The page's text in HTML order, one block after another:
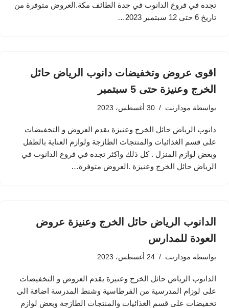
تجده في فروع الدانوب في جدة الطائف مكة.العروض متوفرة من
تاريخ 6 حتى 12 سبتمبر 2023…
اقوى عروض وتخفيضات دانوب الرياض حائل
الخرج وعنيزة حتى 5 سبتمبر
بواسطة مودارنت 30 أغسطس، 2023
دانوب الرياض حائل الخرج وعنيزة يقدم العروض و التخفيضات
على قسم الغذائيات والمنتجات الطازجة ولوازم العناية بالطفل
وبعض لوازم المنزل . كل ذلك واكثر تجده في فروع الدانوب في
الرياض حائل الخرج وعنيزة .العروض متوفرة…
الدانوب الرياض حائل الخرج وعنيزة عروض
العودة للمدارس
بواسطة مودارنت 24 أغسطس، 2023
الدانوب الرياض حائل الخرج وعنيزة يقدم العروض و التخفيضات
على لوزام المدرسية من القرطاسية وشنط المدرسة اضافة الى
تخفيضات على قسم الغذائيات والمنتجات الطازجة وبعض لوازم